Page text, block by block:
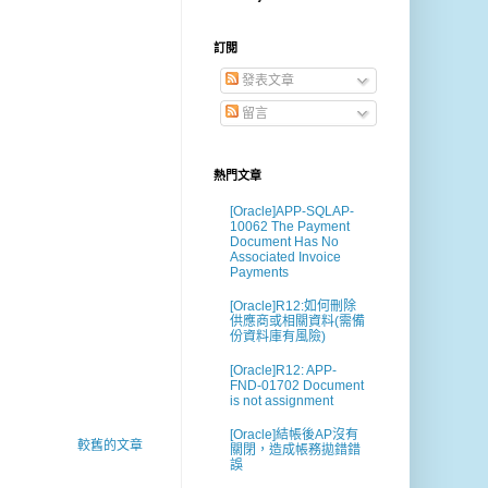
較舊的文章
訂閱
發表文章
留言
熱門文章
[Oracle]APP-SQLAP-
10062 The Payment
Document Has No
Associated Invoice
Payments
[Oracle]R12:如何刪除
供應商或相關資料(需備
份資料庫有風險)
[Oracle]R12: APP-
FND-01702 Document
is not assignment
[Oracle]結帳後AP沒有
關閉，造成帳務拋錯錯
誤